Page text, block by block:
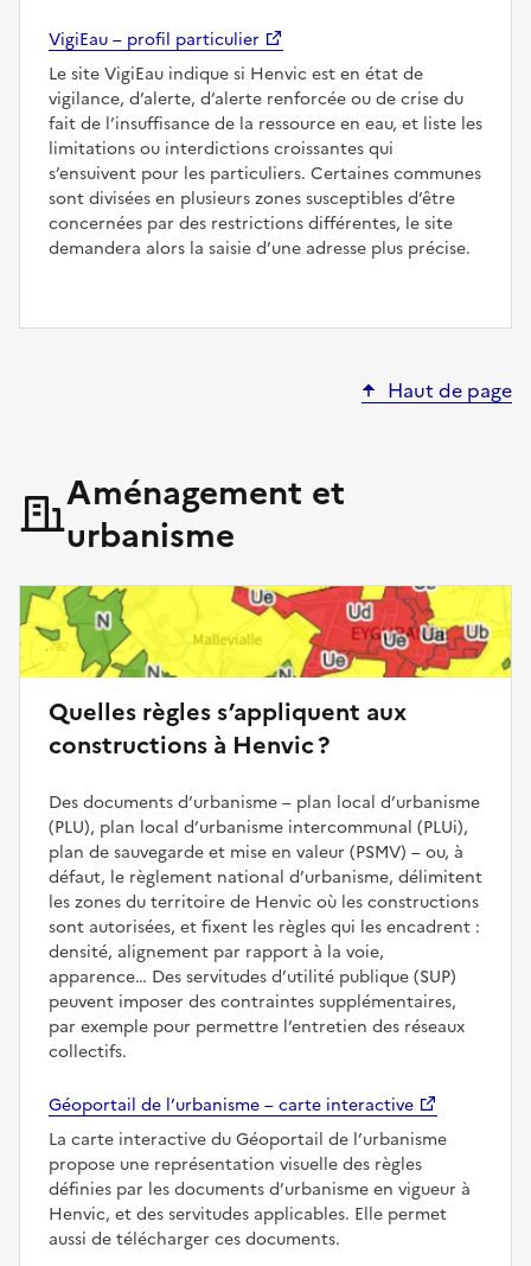
VigiEau – profil particulier
Le site VigiEau indique si Henvic est en état de
vigilance, d’alerte, d’alerte renforcée ou de crise du
fait de l’insuffisance de la ressource en eau, et liste les
limitations ou interdictions croissantes qui
s’ensuivent pour les particuliers. Certaines communes
sont divisées en plusieurs zones susceptibles d’être
concernées par des restrictions différentes, le site
demandera alors la saisie d’une adresse plus précise.
Haut de page
Aménagement et
urbanisme
Quelles règles s’appliquent aux
constructions à Henvic ?
Des documents d’urbanisme – plan local d’urbanisme
(PLU), plan local d’urbanisme intercommunal (PLUi),
plan de sauvegarde et mise en valeur (PSMV) – ou, à
défaut, le règlement national d’urbanisme, délimitent
les zones du territoire de Henvic où les constructions
sont autorisées, et fixent les règles qui les encadrent :
densité, alignement par rapport à la voie,
apparence… Des servitudes d’utilité publique (SUP)
peuvent imposer des contraintes supplémentaires,
par exemple pour permettre l’entretien des réseaux
collectifs.
Géoportail de l’urbanisme – carte interactive
La carte interactive du Géoportail de l’urbanisme
propose une représentation visuelle des règles
définies par les documents d’urbanisme en vigueur à
Henvic, et des servitudes applicables. Elle permet
aussi de télécharger ces documents.